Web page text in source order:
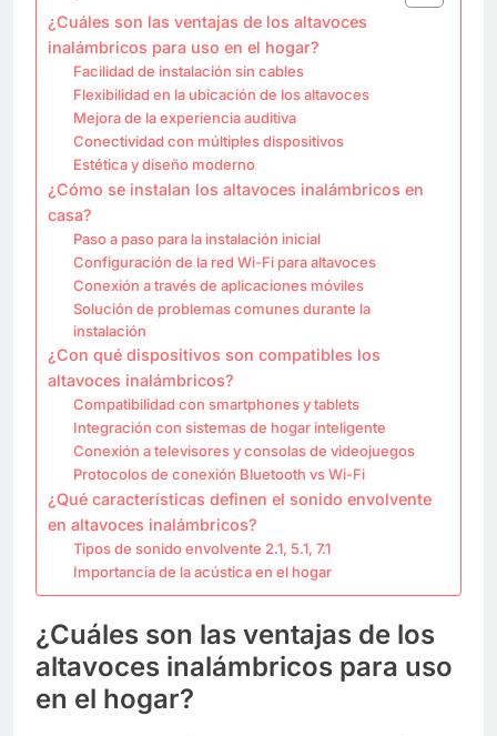
¿Cuáles son las ventajas de los altavoces
inalámbricos para uso en el hogar?
Facilidad de instalación sin cables
Flexibilidad en la ubicación de los altavoces
Mejora de la experiencia auditiva
Conectividad con múltiples dispositivos
Estética y diseño moderno
¿Cómo se instalan los altavoces inalámbricos en
casa?
Paso a paso para la instalación inicial
Configuración de la red Wi-Fi para altavoces
Conexión a través de aplicaciones móviles
Solución de problemas comunes durante la
instalación
¿Con qué dispositivos son compatibles los
altavoces inalámbricos?
Compatibilidad con smartphones y tablets
Integración con sistemas de hogar inteligente
Conexión a televisores y consolas de videojuegos
Protocolos de conexión Bluetooth vs Wi-Fi
¿Qué características definen el sonido envolvente
en altavoces inalámbricos?
Tipos de sonido envolvente 2.1, 5.1, 7.1
Importancia de la acústica en el hogar
¿Cuáles son las ventajas de los
altavoces inalámbricos para uso
en el hogar?